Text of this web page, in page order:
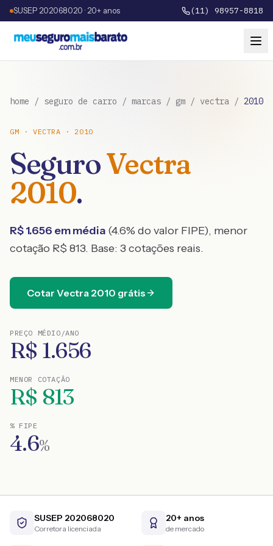
SUSEP 202068020 · 20+ anos (11) 98957-8818
home / seguro de carro / marcas / gm / vectra / 2010
GM ·VECTRA · 2010
SeguroVectra
2010.
R$1.656 em média (4.6% do valor FIPE), menor
cotação R$ 813. Base: 3 cotações reais.
Cotar Vectra 2010 grátis
PREÇO MÉDIO/ANO
R$ 1.656
MENOR COTAÇÃO
R$ 813
% FIPE
4.6%
SUSEP 202068020
Corretora licenciada
20+ anos
de mercado